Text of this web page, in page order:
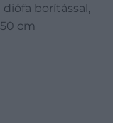
borítással,
cm